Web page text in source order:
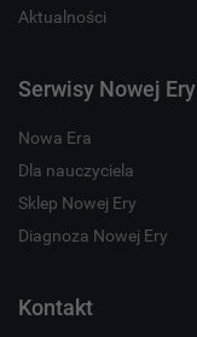
Aktualności
Serwisy Nowej Ery
Nowa Era
Dla nauczyciela
Sklep Nowej Ery
Diagnoza Nowej Ery
Kontakt